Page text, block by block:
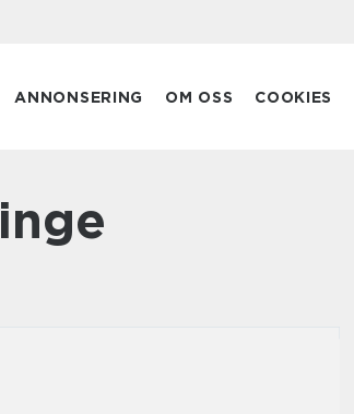
ANNONSERING OM OSS COOKIES